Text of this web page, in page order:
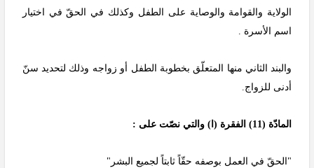
الولاية والقوامة والوصاية على الطفل وكذلك في الحقّ في اختيار
اسم الأسرة .
والبند الثاني منها المتعلّق بخطوبة الطفل أو زواجه وذلك لتحديد سنّ
أدنى للزواج.
المادّة (11) الفقرة (ا) والتي نصّت على :
"الحقّ في العمل بوصفه حقّاً ثابتاً لجميع البشر"